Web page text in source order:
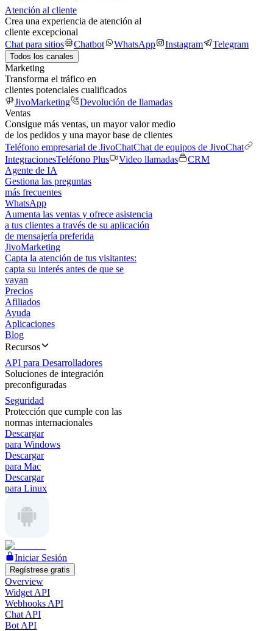
Atención al cliente
Crea una experiencia de atención al
cliente excepcional
Chat para sitios
Chatbot WhatsApp Instagram Telegram
Todos los canales
Marketing
Transforma el tráfico en
clientes potenciales cualificados
JivoMarketing
Devolución de llamadas
Ventas
Consigue más ventas, un mayor valor medio
de los pedidos y una mayor base de clientes
Teléfono empresarial de JivoChatChat de equipos de JivoChat
IntegracionesTeléfono Plus Video llamadas
CRM
Agente de IA
Gestiona las preguntas
más frecuentes
WhatsApp
Aumenta las ventas y ofrece asistencia
a tus clientes a través de su aplicación
de mensajería preferida
JivoMarketing
Capta la atención de tus visitantes:
capta su interés antes de que se
vayan
Precios
Afiliados
Ayuda
Aplicaciones
Blog
Recursos
API para Desarrolladores
Soluciones de integración
preconfiguradas
Seguridad
Protección que cumple con las
normas internacionales
Descargar
para Windows
Descargar
para Mac
Descargar
para Linux
Iniciar Sesión
Regístrese gratis
Overview
Widget API
Webhooks API
Chat API
Bot API